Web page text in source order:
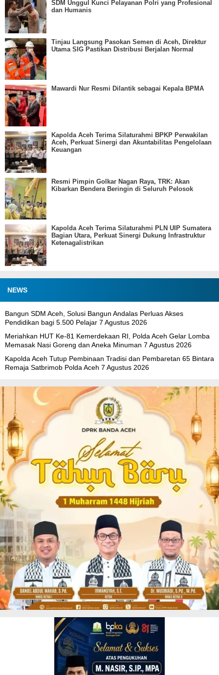
SDM Unggul Kunci Pelayanan Polri yang Profesional
dan Humanis
Tinjau Langsung Pasokan Semen di Aceh, Direktur
Utama SIG Pastikan Distribusi Berjalan Normal
Mawardi Nur Resmi Dilantik sebagai Kepala BPMA
Kapolda Aceh Terima Silaturahmi BPKP Perwakilan
Aceh, Perkuat Sinergi dan Akuntabilitas Pengelolaan
Keuangan
Resmi Pimpin Golkar Nagan Raya, TRK: Akan
Kibarkan Bendera Beringin di Seluruh Pelosok
Kapolda Aceh Terima Silaturahmi PLN UIP Sumatera
Bagian Utara, Perkuat Sinergi Dukung Infrastruktur
Ketenagalistrikan
NEWS
Bangun SDM Aceh, Solusi Bangun Andalas Perluas Akses
Pendidikan bagi 5.500 Pelajar 7 Agustus 2026
Meriahkan HUT Ke-81 Kemerdekaan RI, Polda Aceh Gelar Lomba
Memasak Nasi Goreng dan Aneka Minuman 7 Agustus 2026
Kapolda Aceh Tutup Pembinaan Tradisi dan Pembaretan 65 Bintara
Remaja Satbrimob Polda Aceh 7 Agustus 2026